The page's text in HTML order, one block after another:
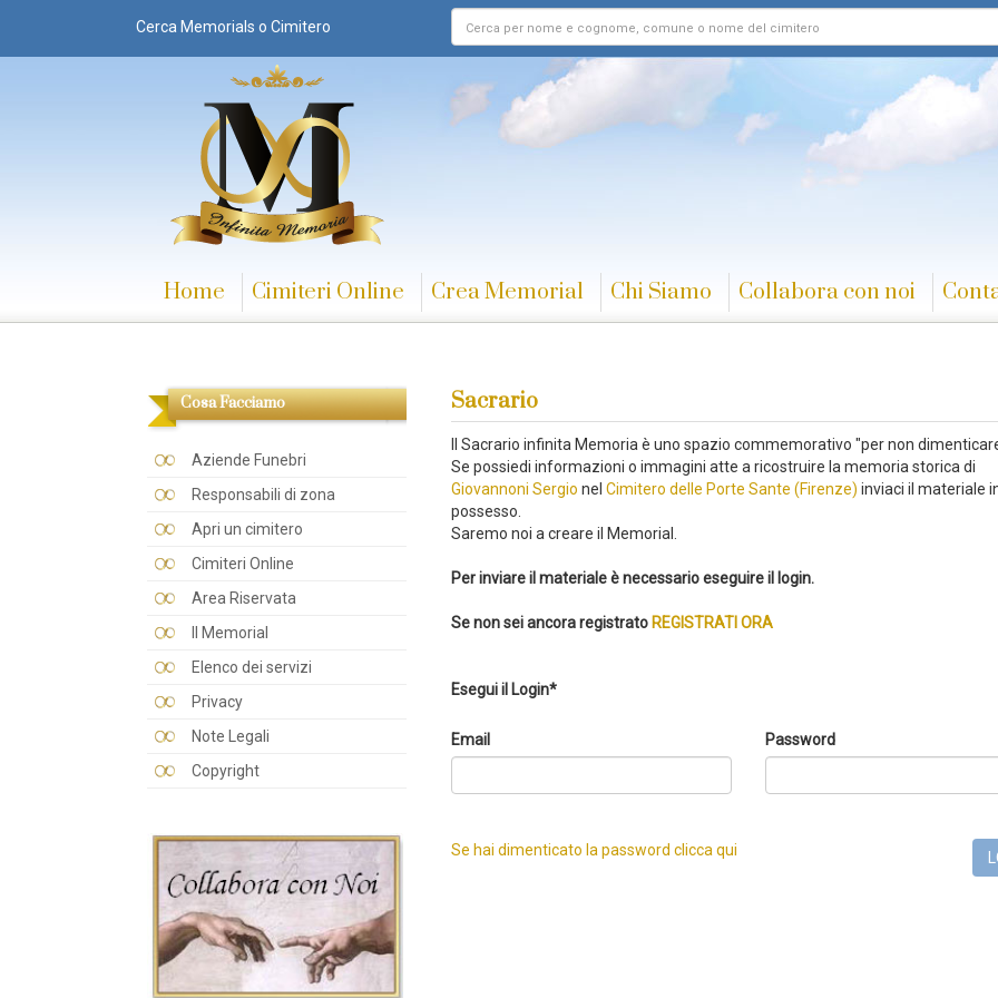
Cerca Memorials o Cimitero
Home Cimiteri Online Crea Memorial Chi Siamo Collabora con noi
Cosa Facciamo
Aziende Funebri
Responsabili di zona
Apri un cimitero
Cimiteri Online
Area Riservata
Il Memorial
Elenco dei servizi
Privacy
Note Legali
Copyright
Sacrario
Il Sacrario infinita Memoria è uno spazio commemorativo "per non
Se possiedi informazioni o immagini atte a ricostruire la memoria storica di
Giovannoni Sergio nel Cimitero delle Porte Sante (Firenze) inviaci il materiale
possesso.
Saremo noi a creare il Memorial.
Per inviare il materiale è necessario eseguire il login.
Se non sei ancora registrato REGISTRATI ORA
Esegui il Login*
Email Password
Se hai dimenticato la password clicca qui